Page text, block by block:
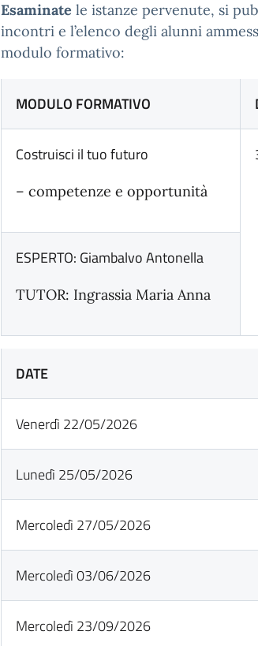
Esaminate le istanze pervenute, si
incontri e l’elenco degli alunni
modulo formativo:
MODULO FORMATIVO
Costruisci il tuo futuro
– competenze e opportunità
ESPERTO: Giambalvo Antonella
TUTOR: Ingrassia Maria Anna
DATE
Venerdì 22/05/2026
Lunedì 25/05/2026
Mercoledì 27/05/2026
Mercoledì 03/06/2026
Mercoledì 23/09/2026